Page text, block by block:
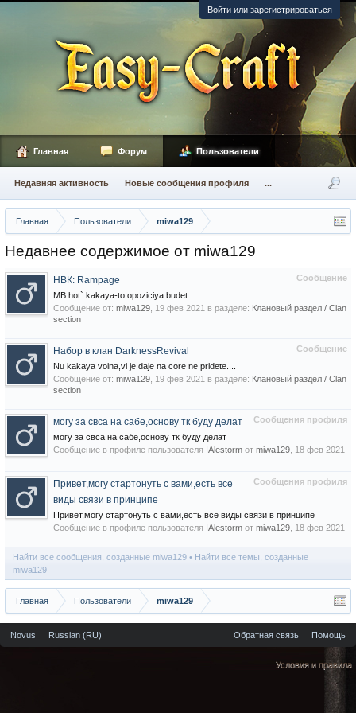
Войти или зарегистрироваться
Главная Пользователи miwa129
Недавнее содержимое от miwa129
Сообщение
НВК: Rampage
MB hot` kakaya-to opoziciya budet....
Сообщение от: miwa129 19 фев 2021 в разделе: Клановый раздел / Сlan
section
Сообщение
Набор в клан DarknessRevival
Nu kakaya voina,vi je daje na core ne pridete....
Сообщение от: miwa129 19 фев 2021 в разделе: Клановый раздел / Сlan
section
Сообщения профиля
могу за свса на сабе,основу тк буду делат
могу за свса на сабе,основу тк буду делат
Сообщение в профиле пользователя IAlestorm от miwa129 18 фев 2021
Сообщения профиля
Привет,могу стартонуть с вами,есть все
виды связи в принципе
Привет,могу стартонуть с вами,есть все виды связи в принципе
Сообщение в профиле пользователя IAlestorm от miwa129 18 фев 2021
Найти все сообщения, созданные miwa129
Найти все темы, созданные
miwa129
Главная Пользователи miwa129
Главная Форум Пользователи
Недавняя активность Новые сообщения профиля ...
Novus Russian (RU) Обратная связь Помощь
Условия и правила